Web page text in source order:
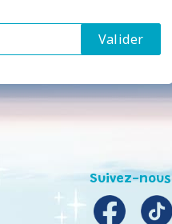
Suivez-nous